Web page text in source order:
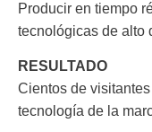
Producir en tiempo
tecnológicas de alto
RESULTADO
Cientos de
tecnología de la